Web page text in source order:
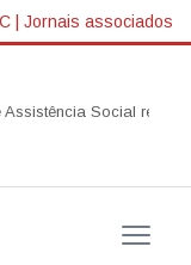
| Jornais associados
Social realiza